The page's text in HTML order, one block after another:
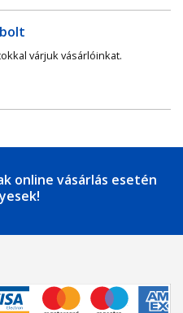
várjuk vásárlóinkat.
online vásárlás esetén